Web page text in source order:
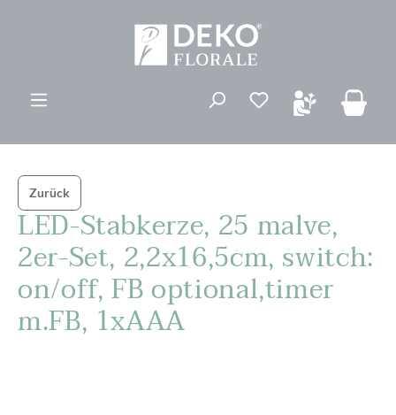
Du hast 0
Zurück
LED-Stabkerze, 25 malve,
2er-Set, 2,2x16,5cm, switch:
on/off, FB optional,timer
m.FB, 1xAAA